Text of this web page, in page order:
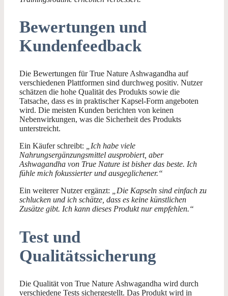
Bewertungen und
Kundenfeedback
Die Bewertungen für True Nature Ashwagandha auf
verschiedenen Plattformen sind durchweg positiv. Nutzer
schätzen die hohe Qualität des Produkts sowie die
Tatsache, dass es in praktischer Kapsel-Form angeboten
wird. Die meisten Kunden berichten von keinen
Nebenwirkungen, was die Sicherheit des Produkts
unterstreicht.
Ein Käufer schreibt:
„Ich habe viele
Nahrungsergänzungsmittel ausprobiert, aber
Ashwagandha von True Nature ist bisher das beste. Ich
fühle mich fokussierter und ausgeglichener.“
Ein weiterer Nutzer ergänzt:
„Die Kapseln sind einfach zu
schlucken und ich schätze, dass es keine künstlichen
Zusätze gibt. Ich kann dieses Produkt nur empfehlen.“
Test und
Qualitätssicherung
Die Qualität von True Nature Ashwagandha wird durch
verschiedene Tests sichergestellt. Das Produkt wird in